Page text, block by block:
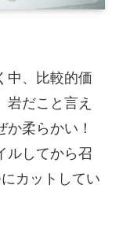
中、比較的価
だこと言え
柔らかい！
ルしてから召
カットしてい